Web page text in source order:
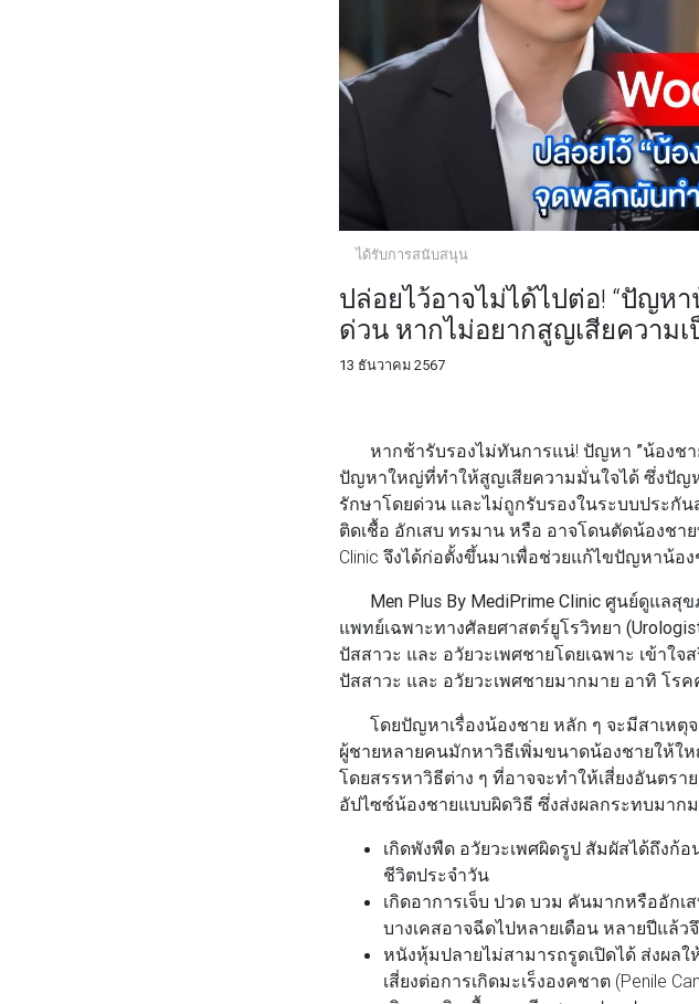
ได้รับการสนับสนุน
ปล่อยไว้อาจไม่ได้ไปต่อ! “ปัญห
ด่วน หากไม่อยากสูญเสียความเ
13 ธันวาคม 2567
หากช้ารับรองไม่ทันการแน่! ปัญหา ”น้องชา
ปัญหาใหญ่ที่ทำให้สูญเสียความมั่นใจได้ ซึ่งปัญห
รักษาโดยด่วน และไม่ถูกรับรองในระบบประกั
ติดเชื้อ อักเสบ ทรมาน หรือ อาจโดนตัดน้องชา
Clinic จึงได้ก่อตั้งขึ้นมาเพื่อช่วยแก้ไขปัญหาน้
Men Plus By MediPrime Clinic ศูนย์ดูแลสุ
แพทย์เฉพาะทางศัลยศาสตร์ยูโรวิทยา
ปัสสาวะ และ อวัยวะเพศชายโดยเฉพาะ เข้าใ
ปัสสาวะ และ อวัยวะเพศชายมากมาย อาทิ โร
โดยปัญหาเรื่องน้องชาย หลัก ๆ จะมีสาเหตุจ
ผู้ชายหลายคนมักหาวิธีเพิ่มขนาดน้องชายให้ใ
โดยสรรหาวิธีต่าง ๆ ที่อาจจะทำให้เสี่ยงอันตร
อัปไซซ์น้องชายแบบผิดวิธี ซึ่งส่งผลกระทบมากม
เกิดพังพืด อวัยวะเพศผิดรูป สัมผัสได้ถึง
ชีวิตประจำวัน
เกิดอาการเจ็บ ปวด บวม คันมากหรืออัก
บางเคสอาจฉีดไปหลายเดือน หลายปีแล้ว
หนังหุ้มปลายไม่สามารถรูดเปิดได้ ส่งผล
เสี่ยงต่อการเกิดมะเร็งองคชาต (Penile